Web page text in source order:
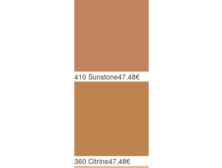
410 Sunstone47.48€
360 Citrine47.48€